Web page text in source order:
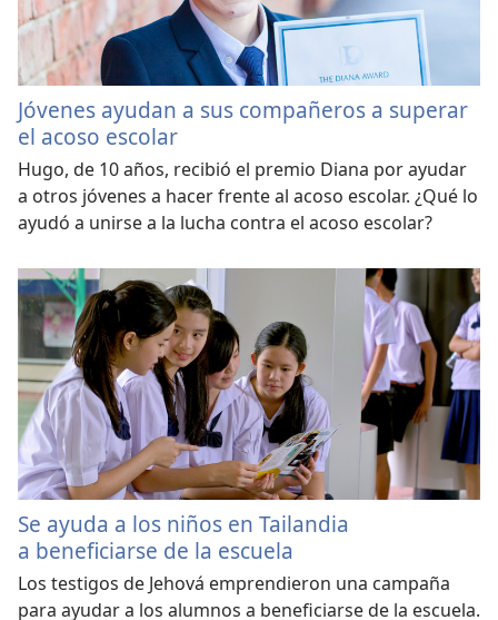
Jóvenes ayudan a sus compañeros a superar
el acoso escolar
Hugo, de 10 años, recibió el premio Diana por ayudar
a otros jóvenes a hacer frente al acoso escolar. ¿Qué lo
ayudó a unirse a la lucha contra el acoso escolar?
Se ayuda a los niños en Tailandia
a beneficiarse de la escuela
Los testigos de Jehová emprendieron una campaña
para ayudar a los alumnos a beneficiarse de la escuela.